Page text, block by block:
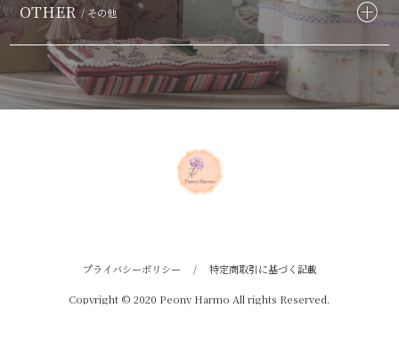
OTHER / その他
プライバシーポリシー / 特定商取引に基づく記載
Copyright © 2020 Peony Harmo All rights Reserved.